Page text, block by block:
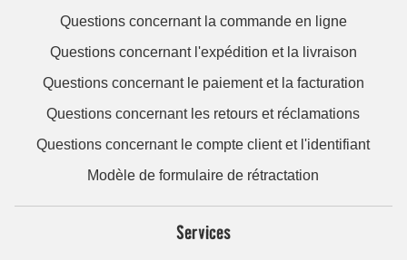
Questions concernant la commande en ligne
Questions concernant l'expédition et la livraison
Questions concernant le paiement et la facturation
Questions concernant les retours et réclamations
Questions concernant le compte client et l'identifiant
Modèle de formulaire de rétractation
Services